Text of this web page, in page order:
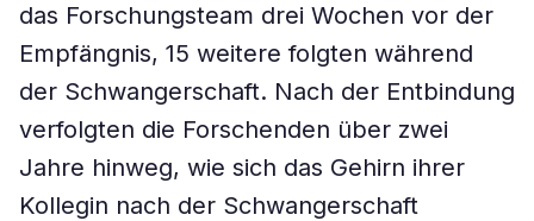
das Forschungsteam drei Wochen vor der
Empfängnis, 15 weitere folgten während
der Schwangerschaft. Nach der Entbindung
verfolgten die Forschenden über zwei
Jahre hinweg, wie sich das Gehirn ihrer
Kollegin nach der Schwangerschaft